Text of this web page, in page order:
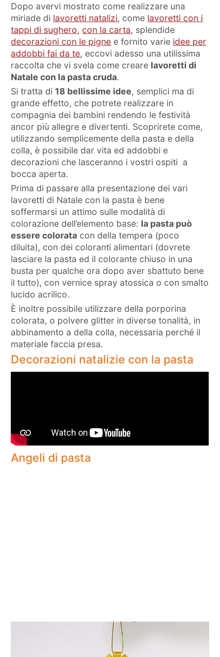
Dopo avervi mostrato come realizzare una
miriade di lavoretti natalizi, come lavoretti con i
tappi di sughero, con la carta, splendide
decorazioni con le pigne e fornito varie idee per
addobbi fai da te, eccovi adesso una utilissima
raccolta che vi svela come creare lavoretti di
Natale con la pasta cruda.
Si tratta di 18 bellissime idee, semplici ma di
grande effetto, che potrete realizzare in
compagnia dei bambini rendendo le festività
ancor più allegre e divertenti. Scoprirete come,
utilizzando semplicemente della pasta e della
colla, è possibile dar vita ed addobbi e
decorazioni che lasceranno i vostri ospiti a
bocca aperta.
Prima di passare alla presentazione dei vari
lavoretti di Natale con la pasta è bene
soffermarsi un attimo sulle modalità di
colorazione dell’elemento base: la pasta può
essere colorata con della tempera (poco
diluita), con dei coloranti alimentari (dovrete
lasciare la pasta ed il colorante chiuso in una
busta per qualche ora dopo aver sbattuto bene
il tutto), con vernice spray atossica o con smalto
lucido acrilico.
È inoltre possibile utilizzare della porporina
colorata, o polvere glitter in diverse tonalità, in
abbinamento a della colla, necessaria perché il
materiale faccia presa.
Decorazioni natalizie con la pasta
Angeli di pasta